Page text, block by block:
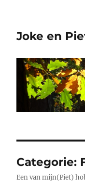
Joke en
Categorie:
Een van mijn(Piet)